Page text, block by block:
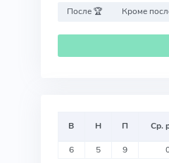
После 🏆 Кроме
В Н П Ср.
6 5 9